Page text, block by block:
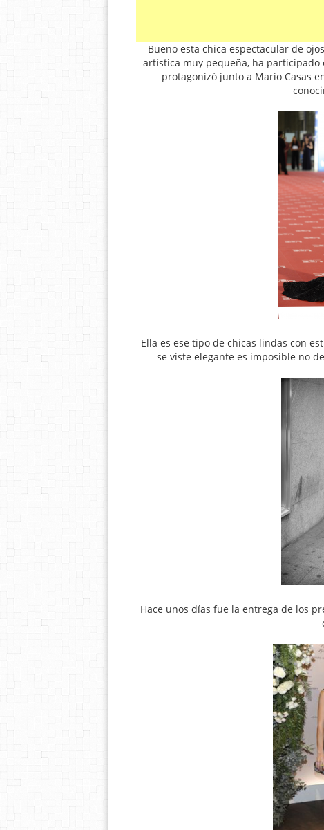
Bueno esta chica espectacular de
artística muy pequeña, ha
protagonizó junto a Mario Casas
Ella es ese tipo de chicas lindas con
se viste elegante es imposible no
Hace unos días fue la entrega de los